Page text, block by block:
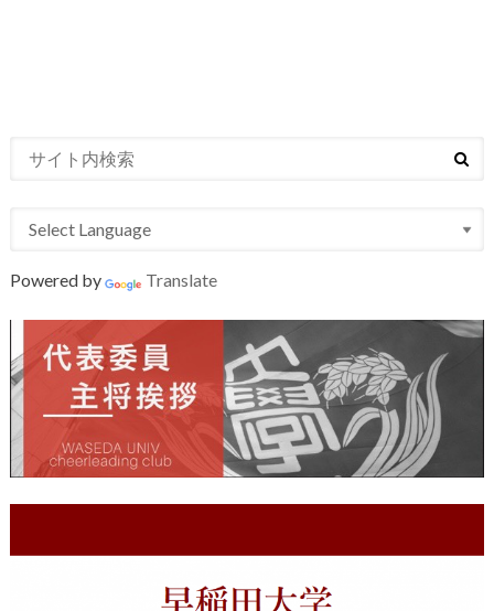
Powered by Translate